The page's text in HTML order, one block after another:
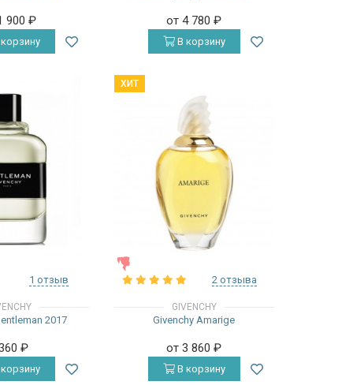
900₽ от 4 780₽
В корзину
1 отзыв
2017
₽
ХИТ
2 отзыва
GIVENCHY
Givenchy Amarige
от 3 860₽
В корзину